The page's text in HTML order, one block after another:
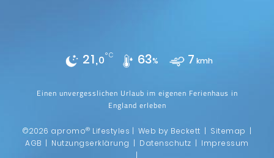
21,0°C 63% 7 kmh
Einen unvergesslichen Urlaub im eigenen Ferienhaus in
England erleben
©2026 apromo® Lifestyles | Web by Beckett | Sitemap |
AGB | Nutzungserklärung | Datenschutz | Impressum
|